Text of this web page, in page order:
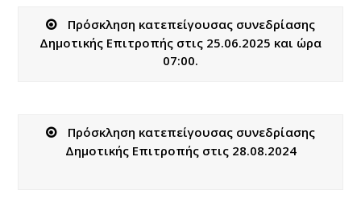
Πρόσκληση κατεπείγουσας συνεδρίασης
Δημοτικής Επιτροπής στις 25.06.2025 και ώρα
07:00.
Πρόσκληση κατεπείγουσας συνεδρίασης
Δημοτικής Επιτροπής στις 28.08.2024